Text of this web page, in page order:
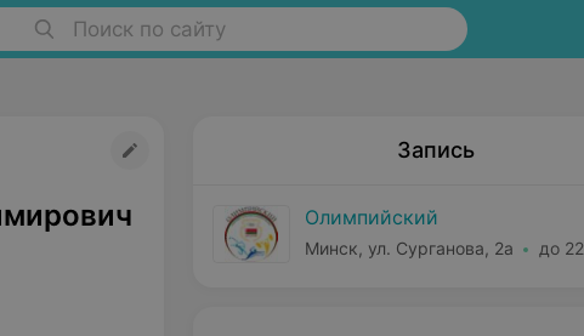
Поиск по сайту
Запись
Олимпийский
Минск, ул. Сурганова, 2а до